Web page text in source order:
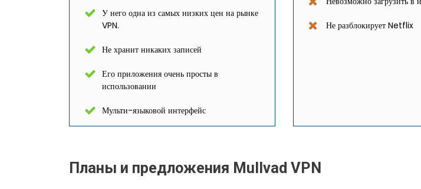
У него одна из самых низких цен на рынке
VPN.
Не хранит никаких записей
Его приложения очень просты в
использовании
Мульти-языковой интерфейс
Не разблокирует Netflix
Планы и предложения Mullvad VPN